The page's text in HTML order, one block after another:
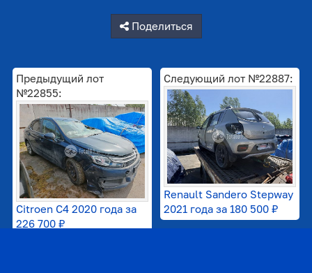
Поделиться
Предыдущий лот
№22855:
Citroen C4 2020 года за
226 700 ₽
Следующий лот №22887:
Renault Sandero Stepway
2021 года за 180 500 ₽